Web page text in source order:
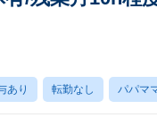
あり 転勤なし パパマ